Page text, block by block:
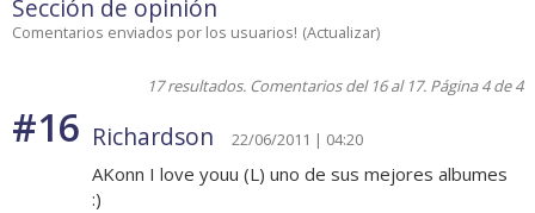
Sección de opinión
Comentarios enviados por los usuarios! (Actualizar)
17 resultados. Comentarios del 16 al 17. Página 4 de 4
#16 Richardson 22/06/2011 | 04:20
AKonn I love youu (L) uno de sus mejores albumes
:)